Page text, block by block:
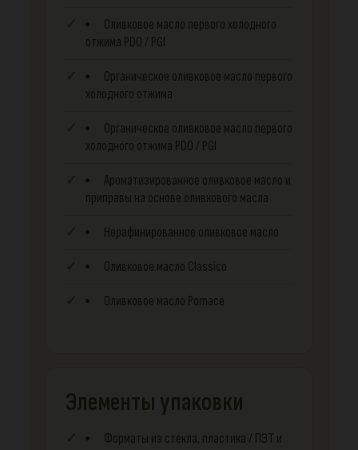
Оливковое масло первого холодного
отжима PDO / PGI
Органическое оливковое масло первого
холодного отжима
Органическое оливковое масло первого
холодного отжима PDO / PGI
Ароматизированное оливковое масло и
приправы на основе оливкового масла
Нерафинированное оливковое масло
Оливковое масло Classico
Оливковое масло Pomace
Элементы упаковки
Форматы из стекла, пластика / ПЭТ и